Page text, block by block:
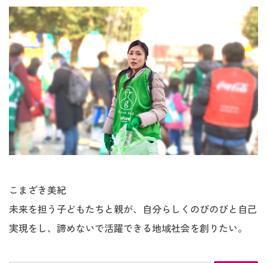
こまざき美紀
未来を担う子どもたちと親が、自分らしくのびのびと自己
実現をし、諦めないで活躍できる地域社会を創りたい。